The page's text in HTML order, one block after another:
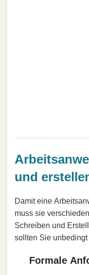
und
Damit eine
muss sie
Schreiben und
sollten Sie
Formale